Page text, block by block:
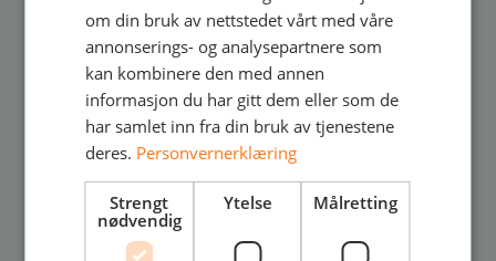
løste det? Ta en titt!
om din bruk av nettstedet vårt med våre
annonserings- og analysepartnere som
kan kombinere den med annen
informasjon du har gitt dem eller som de
har samlet inn fra din bruk av tjenestene
deres. Personvernerklæring
Strengt
nødvendig
Ytelse Målretting